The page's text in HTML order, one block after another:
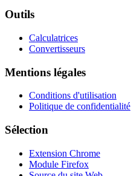
Outils
Calculatrices
Convertisseurs
Mentions légales
Conditions d'utilisation
Politique de confidentialité
Sélection
Extension Chrome
Module Firefox